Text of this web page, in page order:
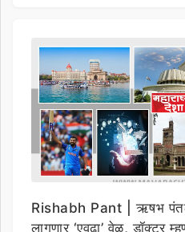
Rishabh Pant | ऋषभ पंतला
लागणार ‘एवढा’ वेळ, डॉक्टर